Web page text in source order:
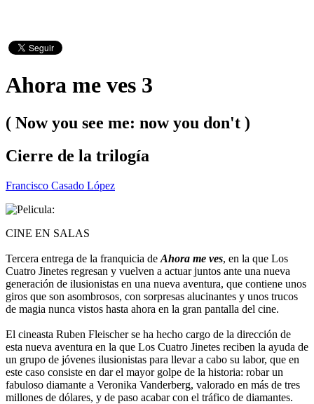
Ahora me ves 3
( Now you see me: now you don't )
Cierre de la trilogía
Francisco Casado López
CINE EN SALAS
Tercera entrega de la franquicia de Ahora me ves, en la que Los
Cuatro Jinetes regresan y vuelven a actuar juntos ante una nueva
generación de ilusionistas en una nueva aventura, que contiene unos
giros que son asombrosos, con sorpresas alucinantes y unos trucos
de magia nunca vistos hasta ahora en la gran pantalla del cine.
El cineasta Ruben Fleischer se ha hecho cargo de la dirección de
esta nueva aventura en la que Los Cuatro Jinetes reciben la ayuda de
un grupo de jóvenes ilusionistas para llevar a cabo su labor, que en
este caso consiste en dar el mayor golpe de la historia: robar un
fabuloso diamante a Veronika Vanderberg, valorado en más de tres
millones de dólares, y de paso acabar con el tráfico de diamantes.